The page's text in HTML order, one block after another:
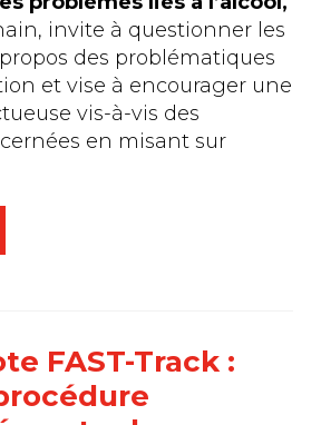
invite à questionner les
des problématiques
et vise à encourager une
vis-à-vis des
en misant sur
FAST-Track :